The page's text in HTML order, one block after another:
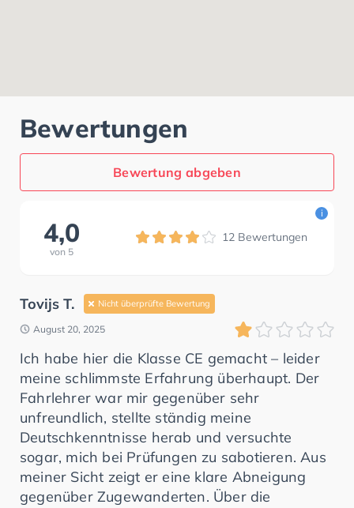
Bewertungen
Bewertung abgeben
4,0
von 5
12 Bewertungen
i
Tovijs T. Nicht überprüfte Bewertung
August 20, 2025
Ich habe hier die Klasse CE gemacht – leider
meine schlimmste Erfahrung überhaupt. Der
Fahrlehrer war mir gegenüber sehr
unfreundlich, stellte ständig meine
Deutschkenntnisse herab und versuchte
sogar, mich bei Prüfungen zu sabotieren. Aus
meiner Sicht zeigt er eine klare Abneigung
gegenüber Zugewanderten. Über die